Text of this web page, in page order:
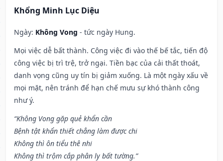
Khổng Minh Lục Diệu
Ngày: Không Vong - tức ngày Hung.
Mọi việc dễ bất thành. Công việc đi vào thế bế tắc, tiến độ
công việc bị trì trệ, trở ngại. Tiền bạc của cải thất thoát,
danh vọng cũng uy tín bị giảm xuống. Là một ngày xấu về
mọi mặt, nên tránh để hạn chế mưu sự khó thành công
như ý.
“Không Vong gặp quẻ khẩn cần
Bệnh tật khẩn thiết chẳng làm được chi
Không thì ôn tiểu thê nhi
Không thì trộm cắp phân ly bất tường.”